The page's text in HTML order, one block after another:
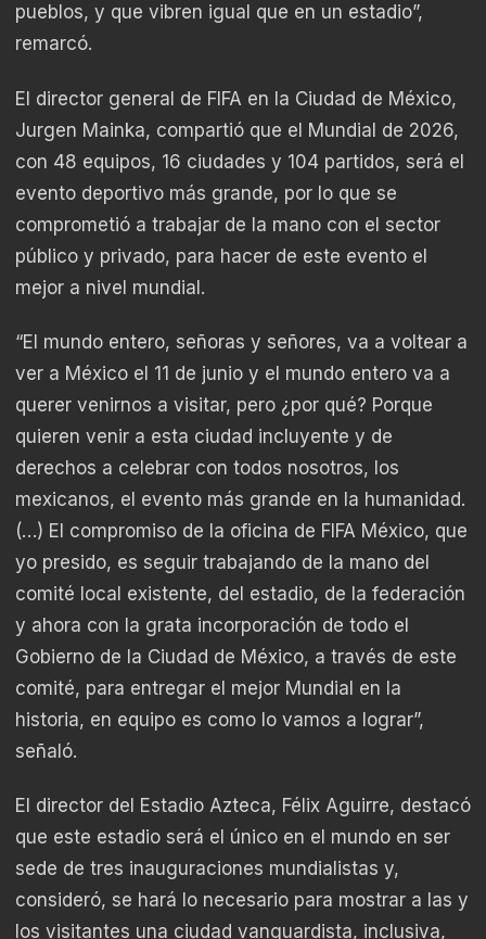
pueblos, y que vibren igual que en un estadio”,
remarcó.
El director general de FIFA en la Ciudad de México,
Jurgen Mainka, compartió que el Mundial de 2026,
con 48 equipos, 16 ciudades y 104 partidos, será el
evento deportivo más grande, por lo que se
comprometió a trabajar de la mano con el sector
público y privado, para hacer de este evento el
mejor a nivel mundial.
“El mundo entero, señoras y señores, va a voltear a
ver a México el 11 de junio y el mundo entero va a
querer venirnos a visitar, pero ¿por qué? Porque
quieren venir a esta ciudad incluyente y de
derechos a celebrar con todos nosotros, los
mexicanos, el evento más grande en la humanidad.
(…) El compromiso de la oficina de FIFA México, que
yo presido, es seguir trabajando de la mano del
comité local existente, del estadio, de la federación
y ahora con la grata incorporación de todo el
Gobierno de la Ciudad de México, a través de este
comité, para entregar el mejor Mundial en la
historia, en equipo es como lo vamos a lograr”,
señaló.
El director del Estadio Azteca, Félix Aguirre, destacó
que este estadio será el único en el mundo en ser
sede de tres inauguraciones mundialistas y,
consideró, se hará lo necesario para mostrar a las y
los visitantes una ciudad vanguardista, inclusiva,